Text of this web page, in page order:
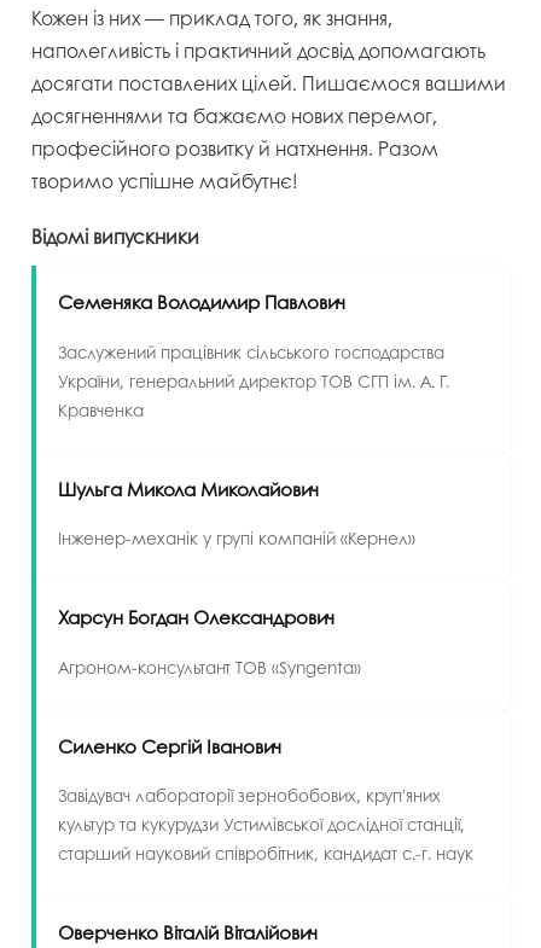
Кожен із них — приклад того, як знання,
наполегливість і практичний досвід допомагають
досягати поставлених цілей. Пишаємося вашими
досягненнями та бажаємо нових перемог,
професійного розвитку й натхнення. Разом
творимо успішне майбутнє!
Відомі випускники
Семеняка Володимир Павлович
Заслужений працівник сільського господарства
України, генеральний директор ТОВ СГП ім. А. Г.
Кравченка
Шульга Микола Миколайович
Інженер-механік у групі компаній «Кернел»
Харсун Богдан Олександрович
Агроном-консультант ТОВ «Syngenta»
Силенко Сергій Іванович
Завідувач лабораторії зернобобових, круп'яних
культур та кукурудзи Устимівської дослідної станції,
старший науковий співробітник, кандидат с.-г. наук
Оверченко Віталій Віталійович